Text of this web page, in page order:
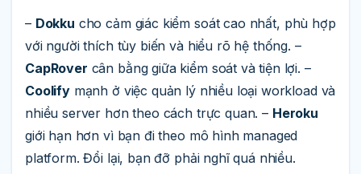
– Dokku cho cảm giác kiểm soát cao nhất, phù hợp
với người thích tùy biến và hiểu rõ hệ thống. –
CapRover cân bằng giữa kiểm soát và tiện lợi. –
Coolifymạnh ở việc quản lý nhiều loại workload và
nhiều server hơn theo cách trực quan. – Heroku
giới hạn hơn vì bạn đi theo mô hình managed
platform. Đổi lại, bạn đỡ phải nghĩ quá nhiều.